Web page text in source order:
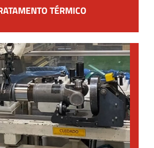
TÉRMICO